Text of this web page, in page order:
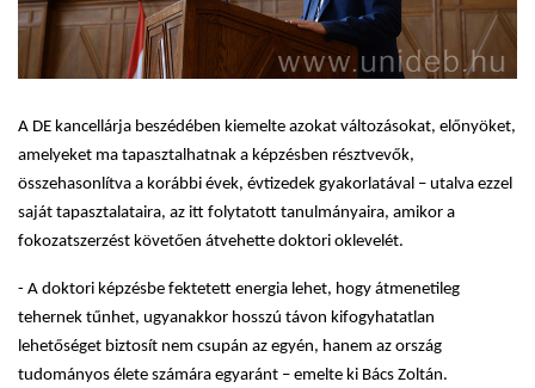
A DE kancellárja beszédében kiemelte azokat változásokat, előnyöket,
amelyeket ma tapasztalhatnak a képzésben résztvevők,
összehasonlítva a korábbi évek, évtizedek gyakorlatával – utalva ezzel
saját tapasztalataira, az itt folytatott tanulmányaira, amikor a
fokozatszerzést követően átvehette doktori oklevelét.
- A doktori képzésbe fektetett energia lehet, hogy átmenetileg
tehernek tűnhet, ugyanakkor hosszú távon kifogyhatatlan
lehetőséget biztosít nem csupán az egyén, hanem az ország
tudományos élete számára egyaránt – emelte ki Bács Zoltán.